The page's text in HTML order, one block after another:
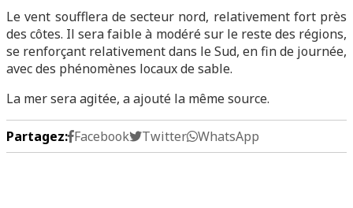
Le vent soufflera de secteur nord, relativement fort près
des côtes. Il sera faible à modéré sur le reste des régions,
se renforçant relativement dans le Sud, en fin de journée,
avec des phénomènes locaux de sable.
La mer sera agitée, a ajouté la même source.
Partagez: Facebook Twitter WhatsApp